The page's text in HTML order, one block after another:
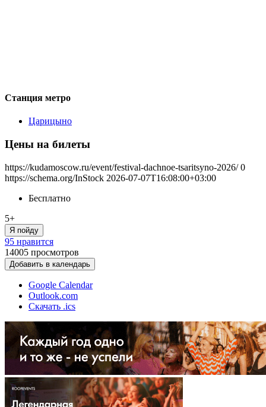
Станция метро
Царицыно
Цены на билеты
https://kudamoscow.ru/event/festival-dachnoe-tsaritsyno-2026/ 0
https://schema.org/InStock 2026-07-07T16:08:00+03:00
Бесплатно
5+
Я пойду
95 нравится
14005 просмотров
Добавить в календарь
Google Calendar
Outlook.com
Скачать .ics